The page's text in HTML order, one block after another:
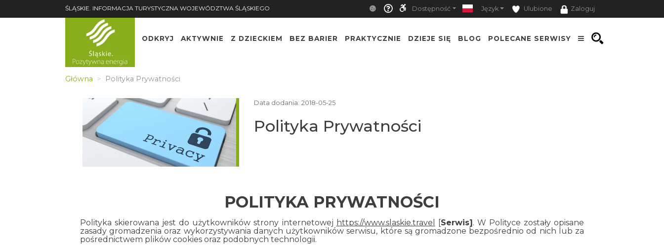
ŚLĄSKIE. INFORMACJA TURYSTYCZNA WOJEWÓDZTWA ŚLĄSKIEGO Dostępność Język Ulubione Zaloguj
ODKRYJ AKTYWNIE Z DZIECKIEM BEZ BARIER PRAKTYCZNIE DZIEJE SIĘ BLOG POLECANE SERWISY
Główna Polityka Prywatności
Data dodania: 2018-05-25
Polityka Prywatności
POLITYKA PRYWATNOŚCI
Polityka skierowana jest do użytkowników strony internetowej https://www.slaskie.travel [Serwis]. W Polityce zostały opisane
zasady gromadzenia oraz wykorzystywania danych użytkowników serwisu, które są gromadzone bezpośrednio od nich lub za
pośrednictwem plików cookies oraz podobnych technologii.